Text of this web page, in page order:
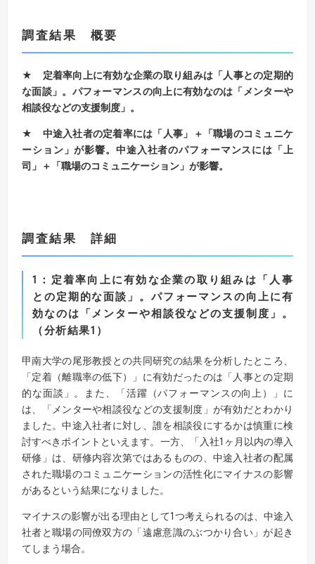
調査結果 概要
★ 定着率向上に有効な企業の取り組みは「人事との定期的
な面談」。 パフォーマンスの向上に有効なのは「メンターや
相談役などの支援制度」。
★ 中途入社者の定着率には「人事」＋「職場のコミュニケ
ーション」が影響。 中途入社者のパフォーマンスには「上
司」＋「職場のコミュニケーション」が影響。
調査結果 詳細
1 ： 定着率向上に有効な企業の取り組みは「人事
との定期的な面談」。 パフォーマンスの向上に有
効なのは「メンターや相談役などの支援制度」。
（分析結果1 ）
甲南大学の尾形教授との共同研究の結果を分析したところ、
「定着（離職率の低下）」に有効だったのは「人事との定期
的な面談」。また、「活躍（パフォーマンスの向上）」に
は、「メンターや相談役などの支援制度」が有効だとわかり
ました。中途入社者に対し、誰を相談役にするかは慎重に検
討すべきポイントといえます。一方、「入社1ヶ月以内の導入
研修」は、研修内容次第ではあるものの、中途入社者の配属
された職場のコミュニケーションの活性化にマイナスの影響
があるという結果になりました。
マイナスの影響が出る理由として1つ考えられるのは、中途入
社者と職場の同僚双方の「遠慮意識のぶつかり合い」が起き
てしまう場合。